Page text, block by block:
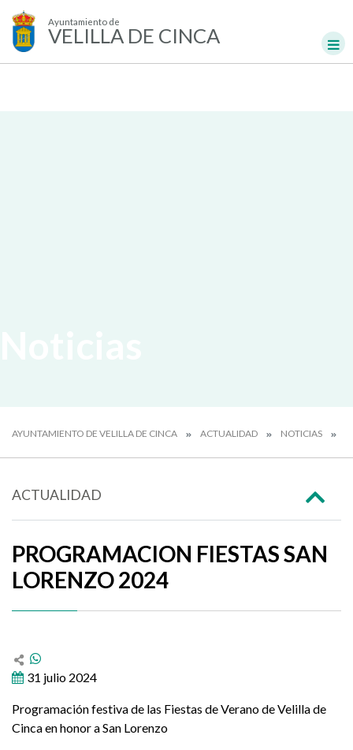
Ayuntamiento de
VELILLA DE CINCA
AYUNTAMIENTO DE VELILLA DE CINCA ACTUALIDAD NOTICIAS
ACTUALIDAD
PROGRAMACION FIESTAS SAN
LORENZO 2024
31 julio 2024
Programación festiva de las Fiestas de Verano de Velilla de
Cinca en honor a San Lorenzo